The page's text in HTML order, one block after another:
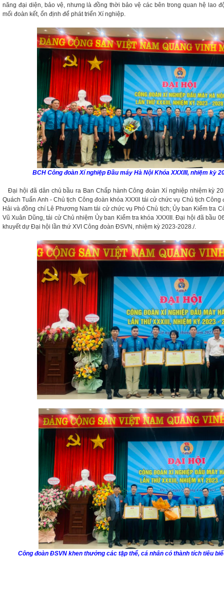
năng đại diện, bảo vệ, nhưng là đồng thời bảo vệ các bên trong quan hệ lao
mối đoàn kết, ổn định để phát triển Xí nghiệp.
BCH Công đoàn Xí nghiệp Đầu máy Hà Nội Khóa XXXIII, nhiệm kỳ
Đại hội đã dân chủ bầu ra Ban Chấp hành Công đoàn Xí nghiệp nhiệm kỳ
Quách Tuấn Anh - Chủ tịch Công đoàn khóa XXXII tái cử chức vụ Chủ tịch
Hải và đồng chí Lê Phương Nam tái cử chức vụ Phó Chủ tịch; Ủy ban Kiểm tra
Vũ Xuân Dũng, tái cử Chủ nhiệm Ủy ban Kiểm tra khóa XXXIII. Đại hội đã bầu
khuyết dự Đại hội lần thứ XVI Công đoàn ĐSVN, nhiệm kỳ 2023-2028./.
Công đoàn ĐSVN khen thưởng các tập thể, cá nhân có thành tích tiêu